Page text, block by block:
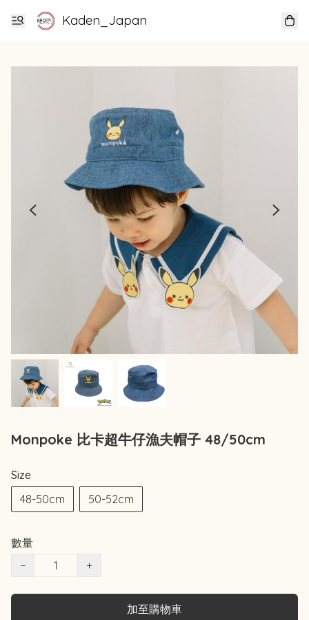
Kaden_Japan
Monpoke 比卡超牛仔漁夫帽子 48/50cm
Size
48-50cm
50-52cm
數量
−
+
加至購物車